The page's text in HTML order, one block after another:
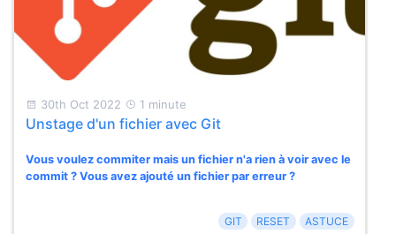
30th Oct 2022 1 minute
Unstage d'un fichier avec Git
Vous voulez commiter mais un fichier n'a rien à voir avec le
commit ? Vous avez ajouté un fichier par erreur ?
GIT RESET ASTUCE